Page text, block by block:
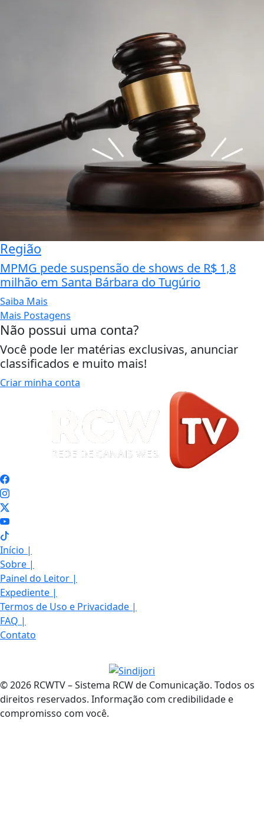
Região
MPMG pede suspensão de shows de R$ 1,8
milhão em Santa Bárbara do Tugúrio
Saiba Mais
Mais Postagens
Não possui uma conta?
Você pode ler matérias exclusivas, anunciar
classificados e muito mais!
Criar minha conta
Início |
Sobre |
Painel do Leitor |
Expediente |
Termos de Uso e Privacidade |
FAQ |
Contato
© 2026 RCWTV – Sistema RCW de Comunicação. Todos os
direitos reservados. Informação com credibilidade e
compromisso com você.